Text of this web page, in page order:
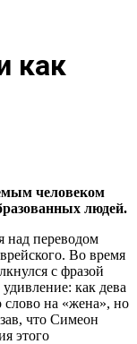
как
человеком
людей.
над переводом
Во время
с фразой
как дева
слово на «жена», но
что Симеон
этого